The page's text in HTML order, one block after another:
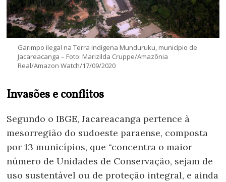
Garimpo ilegal na Terra Indígena Munduruku, município de
Jacareacanga – Foto: Marizilda Cruppe/Amazônia
Real/Amazon Watch/17/09/2020
Invasões e conflitos
Segundo o IBGE, Jacareacanga pertence à
mesorregião do sudoeste paraense, composta
por 13 municípios, que “concentra o maior
número de Unidades de Conservação, sejam de
uso sustentável ou de proteção integral, e ainda